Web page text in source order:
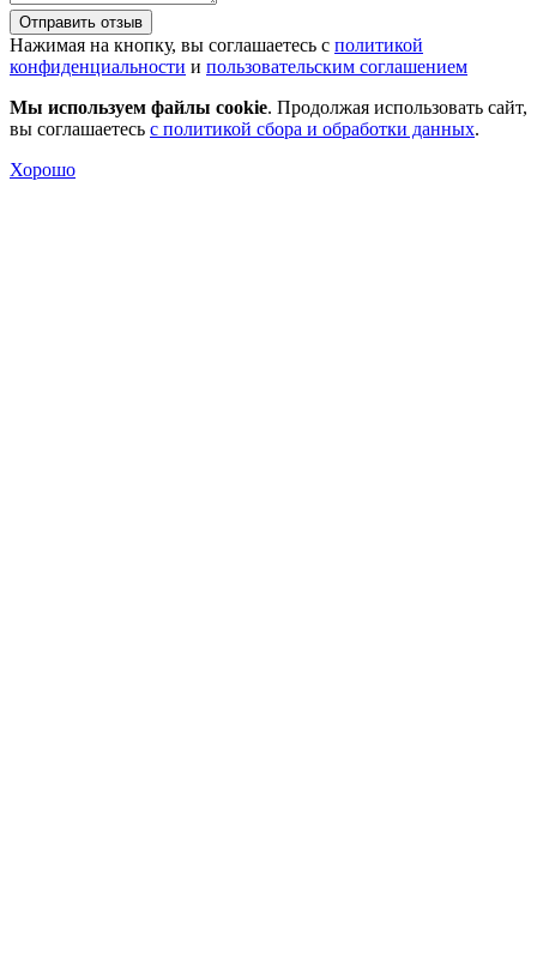
Отправить отзыв
Нажимая на кнопку, вы соглашаетесь с политикой
конфиденциальности и пользовательским соглашением
Мы используем файлы cookie. Продолжая использовать сайт,
вы соглашаетесь с политикой сбора и обработки данных.
Хорошо